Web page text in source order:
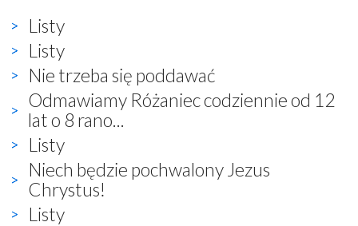
Listy
Listy
Nie trzeba się poddawać
Odmawiamy Różaniec codziennie od 12
lat o 8 rano...
Listy
Niech będzie pochwalony Jezus
Chrystus!
Listy